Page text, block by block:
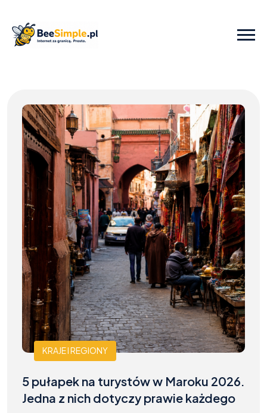
KRAJE I REGIONY
5 pułapek na turystów w Maroku 2026.
Jedna z nich dotyczy prawie każdego